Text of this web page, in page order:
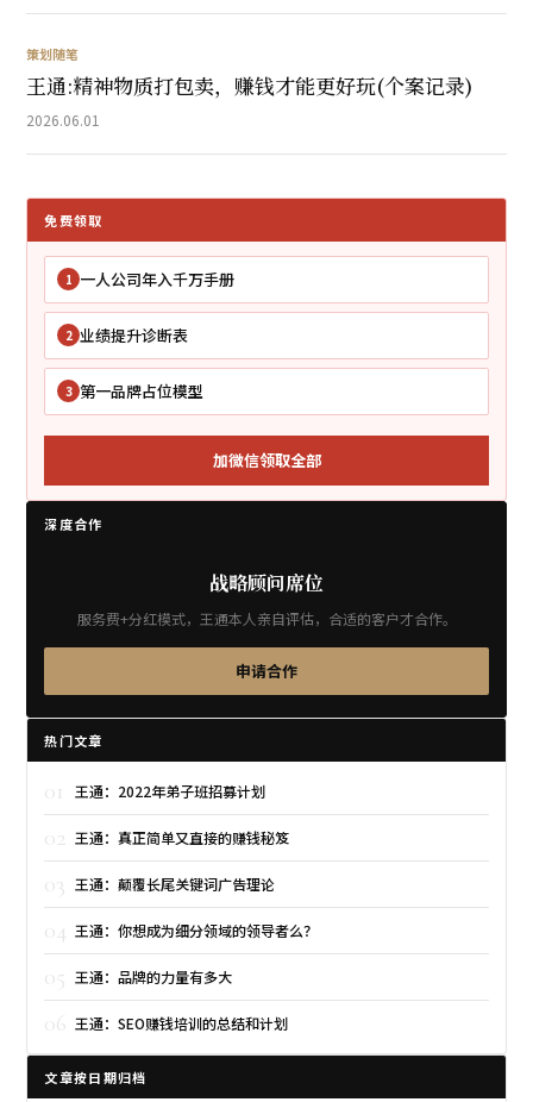
策划随笔
王通:精神物质打包卖，赚钱才能更好玩(个案记录)
2026.06.01
免费领取
1 一人公司年入千万手册
2 业绩提升诊断表
3 第一品牌占位模型
加微信领取全部
深度合作
战略顾问席位
服务费+分红模式，王通本人亲自评估，合适的客户才合作。
申请合作
热门文章
01 王通：2022年弟子班招募计划
02 王通：真正简单又直接的赚钱秘笈
03 王通：颠覆长尾关键词广告理论
04 王通：你想成为细分领域的领导者么？
05 王通：品牌的力量有多大
06 王通：SEO赚钱培训的总结和计划
文章按日期归档